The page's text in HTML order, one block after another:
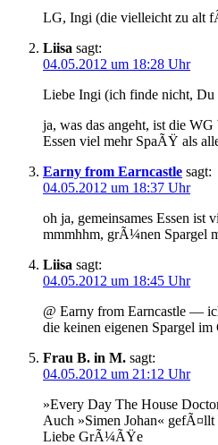
LG, Ingi (die vielleicht zu alt
Liisa sagt:
04.05.2012 um 18:28 Uhr
Liebe Ingi (ich finde nicht,
ja, was das angeht, ist die
Essen viel mehr SpaÃŸ als
Earny from Earncastle sagt:
04.05.2012 um 18:37 Uhr
oh ja, gemeinsames Essen ist
mmmhhm, grÃ¼nen Spargel
Liisa sagt:
04.05.2012 um 18:45 Uhr
@ Earny from Earncastle —
die keinen eigenen Spargel
Frau B. in M. sagt:
04.05.2012 um 21:12 Uhr
»Every Day The House
Auch »Simen Johan« gefÃ¤llt
Liebe GrÃ¼ÃŸe